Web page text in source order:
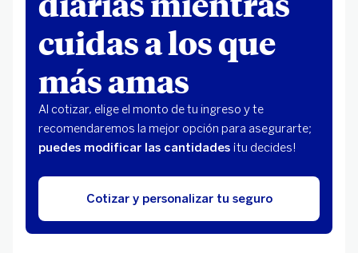
cuidas a los que
más amas
Al cotizar, elige el monto de tu ingreso y te
recomendaremos la mejor opción para asegurarte;
puedes modificar las cantidades ¡tu decides!
Cotizar y personalizar tu seguro